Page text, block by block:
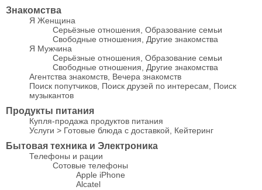
Знакомства
Я Женщина
Серьёзные отношения, Образование семьи
Свободные отношения, Другие знакомства
Я Мужчина
Серьёзные отношения, Образование семьи
Свободные отношения, Другие знакомства
Агентства знакомств, Вечера знакомств
Поиск попутчиков, Поиск друзей по интересам, Поиск
музыкантов
Продукты питания
Купля-продажа продуктов питания
Услуги > Готовые блюда с доставкой, Кейтеринг
Бытовая техника и Электроника
Телефоны и рации
Сотовые телефоны
Apple iPhone
Alcatel